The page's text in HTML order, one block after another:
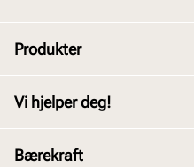
Produkter
Barn
Vi hjelper deg!
Bærekraft